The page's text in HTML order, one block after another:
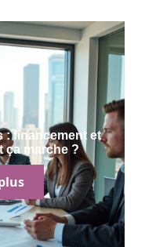
: financement et
ça marche ?